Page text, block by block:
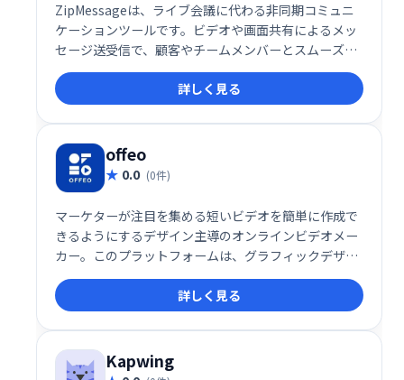
ZipMessageは、ライブ会議に代わる非同期コミュニ
ケーションツールです。ビデオや画面共有によるメッ
セージ送受信で、顧客やチームメンバーとスムーズに
連携できます。パーソナライズされたリンクで非同期
会話を開始し、効率的なコミュニケーションを実現し
ます。
詳しく見る
offeo
0.0 (0件)
マーケターが注目を集める短いビデオを簡単に作成で
きるようにするデザイン主導のオンラインビデオメー
カー。このプラットフォームは、グラフィックデザイ
ンツールとビデオ作成プラットフォームのハイブリッ
ドであり、マーケティングキャンペーンに合わせてア
ニメーションビデオをカスタマイズするための完全な
クリエイティブコントロールを備えた数千のテンプレ
ートが付属しています。
詳しく見る
Kapwing